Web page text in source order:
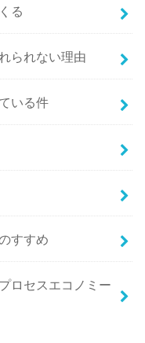
る
られない理由
いる件
すすめ
ロセスエコノミー